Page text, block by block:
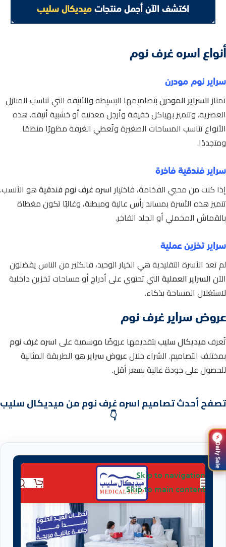
اكتشف الآن أجمل منتجاتميديكال سليب
أنواع اسره غرف نوم
سراير نوم مودرن
تمتاز السراير المودرنبتصاميمها البسيطة والأنيقة التي تناسب المنازل
العصرية.وتتميز بهياكل خفيفة وأرجل معدنية أو خشبية أنيقة.هذه
الأنواع تناسب المساحات الصغيرة وتُعطي الغرفة مظهرًا منظمًا
ومتجددًا.
سراير فندقية فاخرة
إذا كنت من محبي الفخامة، فاختيار اسره غرف نوم فندقيةهو الأنسب.
تتميز هذه الأسرة بمساند رأس عالية ومبطنة، وغالبًا تكون مغطاة
بالقماش المخملي أو الجلد الفاخر.
سراير تخزين عملية
لم تعد الأسرة التقليدية هي الخيار الوحيد، فالكثير من الناس يفضلون
الآنالسراير العملية التي تحتوي على أدراج أو مساحات تخزين داخلية
لاستغلال المساحة بذكاء.
عروض سراير غرف نوم
تُعرفميديكال سليببتقديمها عروضًا موسمية علىاسره غرف نوم
بمختلف التصاميم. الشراء خلالعروض سرايرهو الطريقة المثالية
للحصول على جودة عالية بسعر أقل.
تصفح أحدث تصاميم اسره غرف نوم من ميديكال سليب
👇
⚡
Daily Sale